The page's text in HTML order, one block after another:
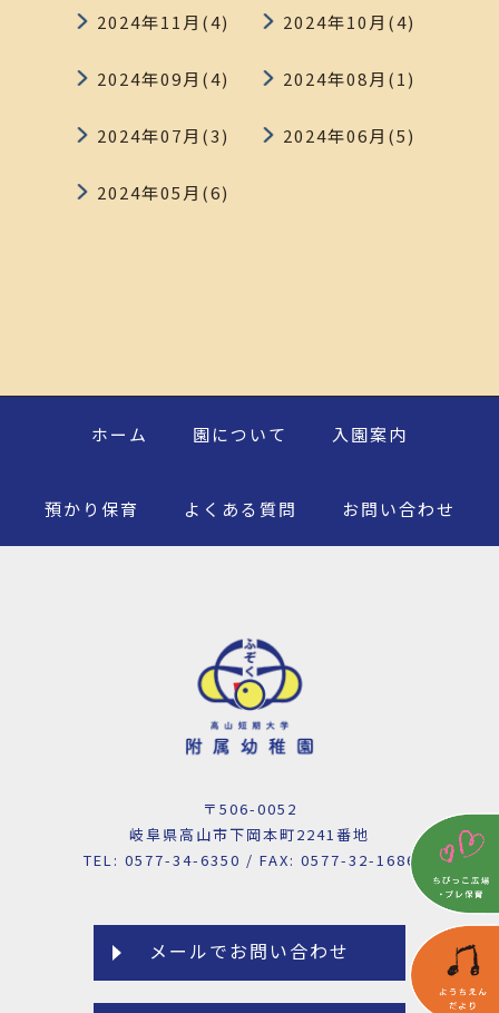
2024年11月(4) 2024年10月(4)
2024年09月(4) 2024年08月(1)
2024年07月(3) 2024年06月(5)
2024年05月(6)
ホーム 園について 入園案内
預かり保育 よくある質問 お問い合わせ
〒506-0052
岐阜県高山市下岡本町2241番地
TEL: 0577-34-6350 / FAX: 0577-32-1686
メールでお問い合わせ